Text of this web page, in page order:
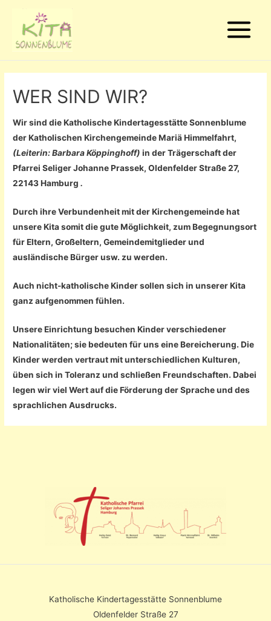
Main
Menu
WER SIND WIR?
Wir sind die Katholische Kindertagesstätte Sonnenblume
der Katholischen Kirchengemeinde Mariä Himmelfahrt,
(Leiterin: Barbara Köppinghoff)in der Trägerschaft der
Pfarrei Seliger Johanne Prassek, Oldenfelder Straße 27,
22143 Hamburg.
Durch ihre Verbundenheit mit der Kirchengemeinde hat
unsere Kita somit die gute Möglichkeit, zum Begegnungsort
für Eltern, Großeltern, Gemeindemitglieder und
ausländische Bürger usw. zu werden.
Auch nicht-katholische Kinder sollen sich in unserer Kita
ganz aufgenommen fühlen.
Unsere Einrichtung besuchen Kinder verschiedener
Nationalitäten; sie bedeuten für uns eine Bereicherung. Die
Kinder werden vertraut mit unterschiedlichen Kulturen,
üben sich in Toleranz und schließen Freundschaften. Dabei
legen wir viel Wert auf die Förderung der Sprache und des
sprachlichen Ausdrucks.
Katholische Kindertagesstätte Sonnenblume
Oldenfelder Straße 27